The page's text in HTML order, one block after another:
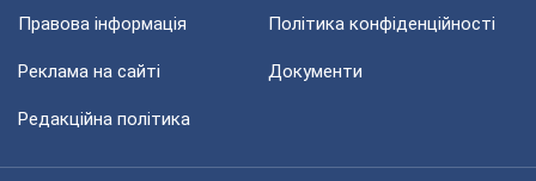
Правова інформація Політика конфіденційності
Реклама на сайті Документи
Редакційна політика